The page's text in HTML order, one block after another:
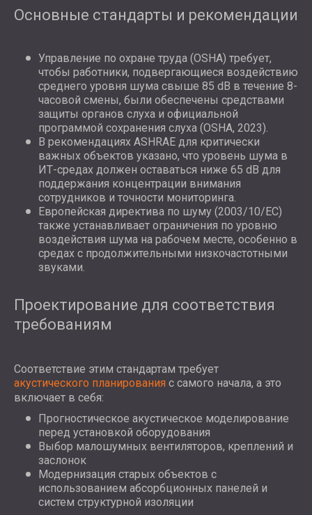
Основные стандарты и рекомендации
Управление по охране труда (OSHA) требует,
чтобы работники, подвергающиеся воздействию
среднего уровня шума свыше 85 dB в течение 8-
часовой смены, были обеспечены средствами
защиты органов слуха и официальной
программой сохранения слуха (OSHA, 2023).
В рекомендациях ASHRAE для критически
важных объектов указано, что уровень шума в
ИТ-средах должен оставаться ниже 65 dB для
поддержания концентрации внимания
сотрудников и точности мониторинга.
Европейская директива по шуму (2003/10/EC)
также устанавливает ограничения по уровню
воздействия шума на рабочем месте, особенно в
средах с продолжительными низкочастотными
звуками.
Проектирование для соответствия
требованиям
Соответствие этим стандартам требует
акустического планирования с самого начала, а это
включает в себя:
Прогностическое акустическое моделирование
перед установкой оборудования
Выбор малошумных вентиляторов, креплений и
заслонок
Модернизация старых объектов с
использованием абсорбционных панелей и
систем структурной изоляции